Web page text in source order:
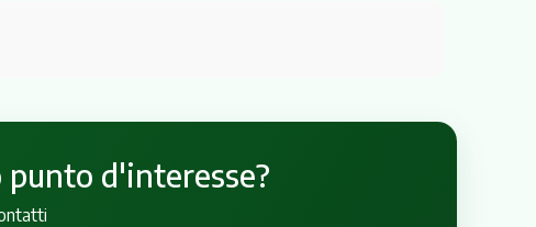
d'interesse?